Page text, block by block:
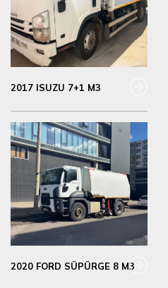
2017 ISUZU 7+1 M3
2020 FORD SÜPÜRGE 8 M3